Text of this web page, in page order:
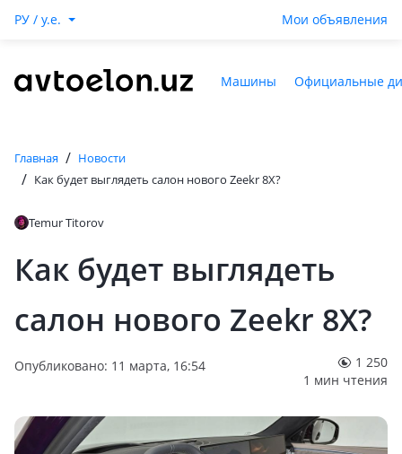
РУ / y.e. Мои объявления
Машины Официальные
Главная / Новости
/ Как будет выглядеть салон нового Zeekr 8X?
Temur Titorov
Как будет выглядеть
салон нового Zeekr 8X?
Опубликовано: 11 марта, 16:54
1 250
1 мин чтения